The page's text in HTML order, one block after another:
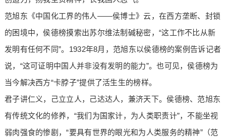
范旭东《中国化工界的伟人——侯博士》云，在西方垄断、封锁
的困境中，侯德榜摸索出苏尔维法制碱秘密，“这工作不比从新
发明有任何不同”。1932年8月，范旭东以侯德榜的案例告诉记者
说，“这可证明中国人并非没有发明的能力”。也可见，侯德榜为
当今解决西方“卡脖子”提供了活生生的榜样。
君子讲仁义，己立立人，己达达人，兼济天下。侯德榜、范旭东
有传统文化的修养，“我们为国家计，为人类职责计”，不能坐视
弱肉强食的惨剧，“要具有世界的眼光和为人类服务的精神”（范